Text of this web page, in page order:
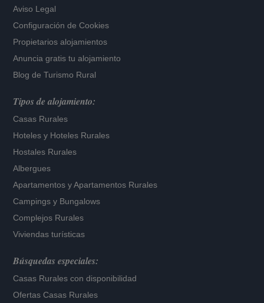
Aviso Legal
Configuración de Cookies
Propietarios alojamientos
Anuncia gratis tu alojamiento
Blog de Turismo Rural
Tipos de alojamiento:
Casas Rurales
Hoteles y Hoteles Rurales
Hostales Rurales
Albergues
Apartamentos yApartamentos Rurales
Campings y Bungalows
Complejos Rurales
Viviendas turísticas
Búsquedas especiales:
Casas Rurales con disponibilidad
Ofertas Casas Rurales